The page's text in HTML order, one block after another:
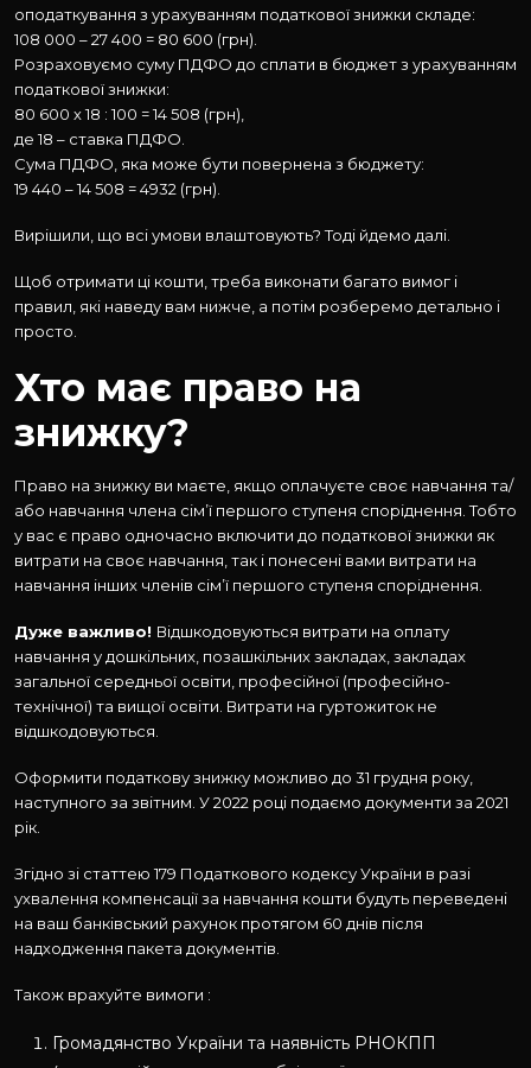
оподаткування з урахуванням податкової знижки складе:
108 000 – 27 400 = 80 600 (грн).
Розраховуємо суму ПДФО до сплати в бюджет з урахуванням
податкової знижки:
80 600 х 18 : 100 = 14 508 (грн),
де 18 – ставка ПДФО.
Сума ПДФО, яка може бути повернена з бюджету:
19 440 – 14 508 = 4932 (грн).
Вирішили, що всі умови влаштовують? Тоді йдемо далі.
Щоб отримати ці кошти, треба виконати багато вимог і
правил, які наведу вам нижче, а потім розберемо детально і
просто.
Хто має право на
знижку?
Право на знижку ви маєте, якщо оплачуєте своє навчання та/
або навчання члена сім’ї першого ступеня споріднення. Тобто
у вас є право одночасно включити до податкової знижки як
витрати на своє навчання, так і понесені вами витрати на
навчання інших членів сім’ї першого ступеня споріднення.
Дуже важливо! Відшкодовуються витрати на оплату
навчання у дошкільних, позашкільних закладах, закладах
загальної середньої освіти, професійної (професійно-
технічної) та вищої освіти. Витрати на гуртожиток не
відшкодовуються.
Оформити податкову знижку можливо до 31 грудня року,
наступного за звітним. У 2022 році подаємо документи за 2021
рік.
Згідно зі статтею 179 Податкового кодексу України в разі
ухвалення компенсації за навчання кошти будуть переведені
на ваш банківський рахунок протягом 60 днів після
надходження пакета документів.
Також врахуйте вимоги :
Громадянство України та наявність РНОКПП